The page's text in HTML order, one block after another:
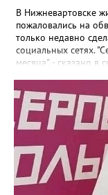
В Нижневартовске
пожаловались на
только недавно
социальных сетях.
месяца", - сказано
сообщили, что
стал "подмыв
осадков".
обязательств
организация,
коммунальные
В настоящее время
осуществлялась.
организации", -